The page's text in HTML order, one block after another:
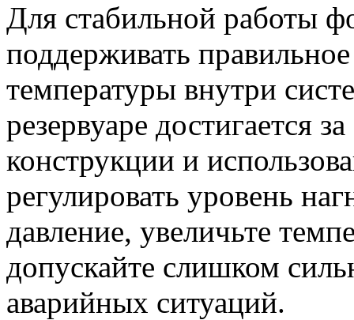
Для стабильной работы
поддерживать
температуры внутри
резервуаре достигается
конструкции и
регулировать уровень
давление, увеличьте
допускайте слишком
аварийных ситуаций.